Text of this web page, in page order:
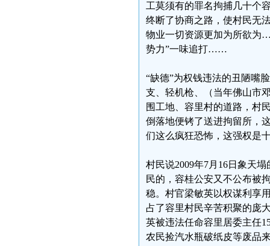
工莫须有的罪名拘捕几十个
终断了协商之路，使村民无
物业一切资源更加为所欲为
势力”一味追打……
“缺德”为权钱违法的丑陋嘴
支、轻机枪、（当年佛山市
围工地、容里村的道路，村
倒落地便铐了送进拘留所，
们这么疯狂恐怖，这强权是
村民说2009年7月16日象天
民的，容桂公安又不公布被
稳。村官梁敏英以权谋利享
占了容里村民辛苦积聚的庞
英被违法任命容里居委主任
农民捡汽水瓶破纸皮等废品